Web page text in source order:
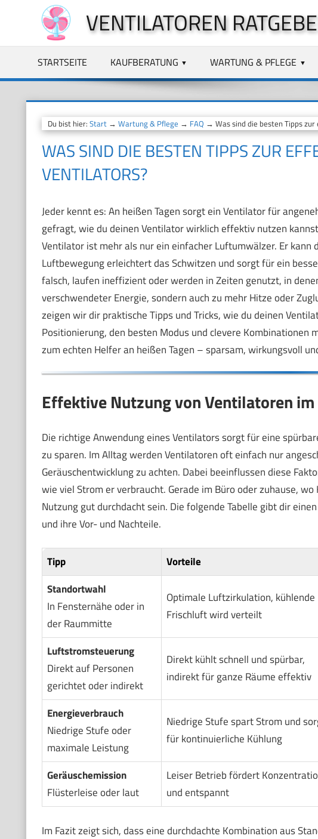
springen
VENTILATOREN
STARTSEITE KAUFBERATUNG WARTUNG & PFLEGE
Du bist hier: Start→ Wartung & Pflege → FAQ → Was sind die besten Tipps
WAS SIND DIE BESTEN TIPPS ZUR
VENTILATORS?
Jeder kennt es: An heißen Tagen sorgt ein Ventilator für
gefragt, wie du deinen Ventilator wirklich effektiv nutzen
Ventilator ist mehr als nur ein einfacher Luftumwälzer. Er kann
Luftbewegung erleichtert das Schwitzen und sorgt für ein
falsch, laufen ineffizient oder werden in Zeiten genutzt, in
verschwendeter Energie, sondern auch zu mehr Hitze oder
zeigen wir dir praktische Tipps und Tricks, wie du deinen
Positionierung, den besten Modus und clevere
zum echten Helfer an heißen Tagen – sparsam, wirkungsvoll
Effektive Nutzung von Ventilatoren
Die richtige Anwendung eines Ventilators sorgt für eine
zu sparen. Im Alltag werden Ventilatoren oft einfach nur
Geräuschentwicklung zu achten. Dabei beeinflussen diese
wie viel Strom er verbraucht. Gerade im Büro oder zuhause,
Nutzung gut durchdacht sein. Die folgende Tabelle gibt dir
und ihre Vor- und Nachteile.
Tipp Vorteile
Standortwahl
In Fensternähe oder in
der Raummitte
Optimale Luftzirkulation, kühlende
Frischluft wird verteilt
Luftstromsteuerung
Direkt auf Personen
gerichtet oder indirekt
Direkt kühlt schnell und spürbar,
indirekt für ganze Räume effektiv
Energieverbrauch
Niedrige Stufe oder
maximale Leistung
Niedrige Stufe spart Strom und
für kontinuierliche Kühlung
Geräuschemission
Flüsterleise oder laut
Leiser Betrieb fördert
und entspannt
Im Fazit zeigt sich, dass eine durchdachte Kombination aus